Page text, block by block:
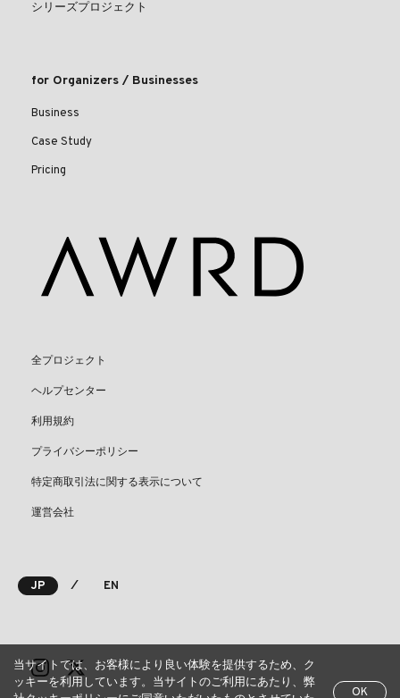
シリーズプロジェクト
for Organizers / Businesses
Business
Case Study
Pricing
全プロジェクト
ヘルプセンター
利用規約
プライバシーポリシー
特定商取引法に関する表示について
運営会社
JP ⁄ EN
当サイトでは、お客様により良い体験を提供するため、ク
ッキーを利用しています。当サイトのご利用にあたり、弊
OK